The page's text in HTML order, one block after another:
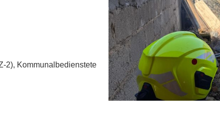
2), Kommunalbedienstete